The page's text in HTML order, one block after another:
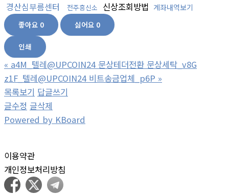
경산심부름센터
전주흥신소 신상조회방법 계좌내역보기
좋아요 0 싫어요 0
인쇄
« a4M_텔레@UPCOIN24 문상테더전환 문상세탁_v8G
z1F_텔레@UPCOIN24 비트송금업체_p6P »
목록보기 답글쓰기
글수정 글삭제
Powered by KBoard
이용약관
개인정보처리방침